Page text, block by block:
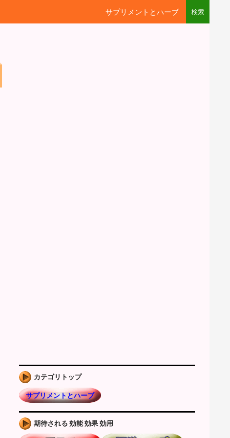
サプリメントとハーブ
カテゴリトップ
サプリメントとハーブ
期待される 効能 効果 効用